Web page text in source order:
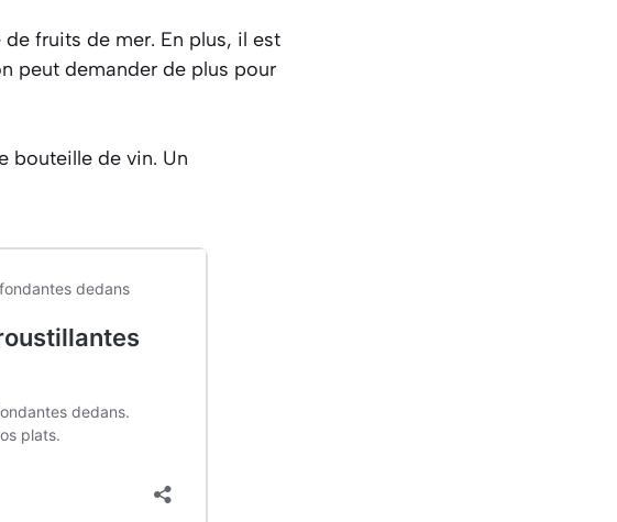
de fruits de mer. En plus, il est
peut demander de plus pour
bouteille de vin. Un